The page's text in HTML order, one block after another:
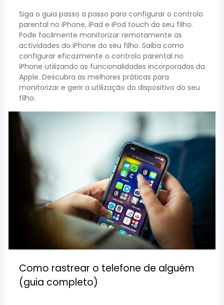
Siga o guia passo a passo para configurar o controlo
parental no iPhone, iPad e iPod touch do seu filho.
Pode facilmente monitorizar remotamente as
actividades do iPhone do seu filho. Saiba como
configurar eficazmente o controlo parental no
iPhone utilizando as funcionalidades incorporadas da
Apple. Descubra as melhores práticas para
monitorizar e gerir a utilização do dispositivo do seu
filho.
Como rastrear o telefone de alguém
(guia completo)